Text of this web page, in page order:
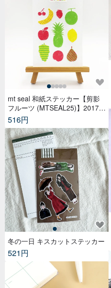
mt seal 和紙ステッカー【剪影
フルーツ (MTSEAL25)】2017A
W
516円
冬の一日 キスカットステッカー
521円